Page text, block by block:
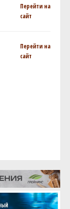
Перейти на
сайт
Перейти на
сайт